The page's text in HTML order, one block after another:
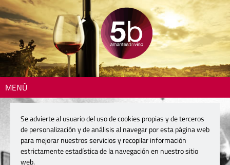
MENÚ
Se advierte al usuario del uso de cookies propias y de terceros
de personalización y de análisis al navegar por esta página web
para mejorar nuestros servicios y recopilar información
estrictamente estadística de la navegación en nuestro sitio
web.